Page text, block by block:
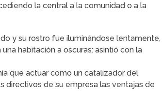
la central a la comunidad o a la
y su rostro fue iluminándose lentamente,
habitación a oscuras: asintió con la
que actuar como un catalizador del
directivos de su empresa las ventajas de